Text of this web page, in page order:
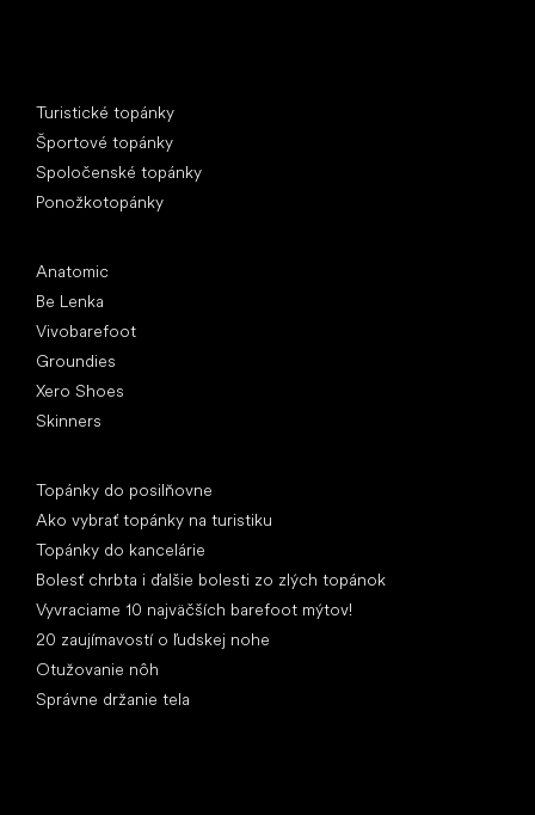
Turistické topánky
Športové topánky
Spoločenské topánky
Ponožkotopánky
Anatomic
Be Lenka
Vivobarefoot
Groundies
Xero Shoes
Skinners
Topánky do posilňovne
Ako vybrať topánky na turistiku
Topánky do kancelárie
Bolesť chrbta i ďalšie bolesti zo zlých topánok
Vyvraciame 10 najväčších barefoot mýtov!
20 zaujímavostí o ľudskej nohe
Otužovanie nôh
Správne držanie tela